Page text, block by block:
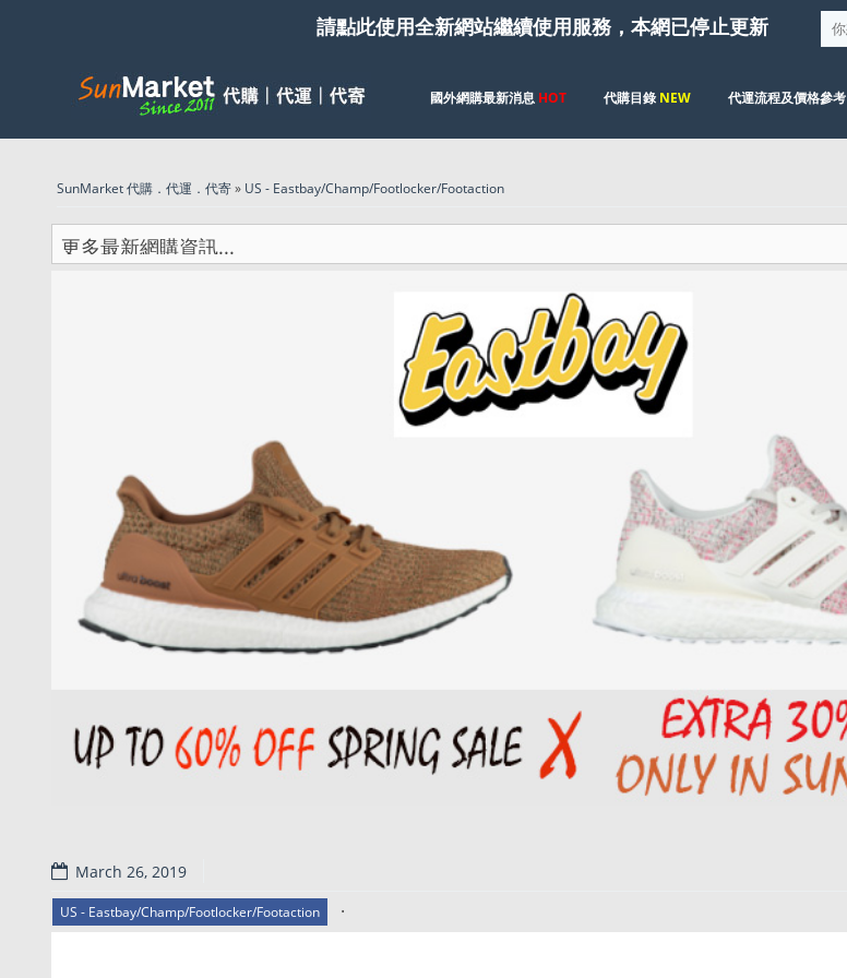
請點此使用全新網站繼續使用服務，本網已停止更新
國外網購最新消息 HOT 代購目錄 NEW 代運流程及價格參考
SunMarket 代購．代運．代寄» US - Eastbay/Champ/Footlocker/Footaction
March 26, 2019
US - Eastbay/Champ/Footlocker/Footaction .